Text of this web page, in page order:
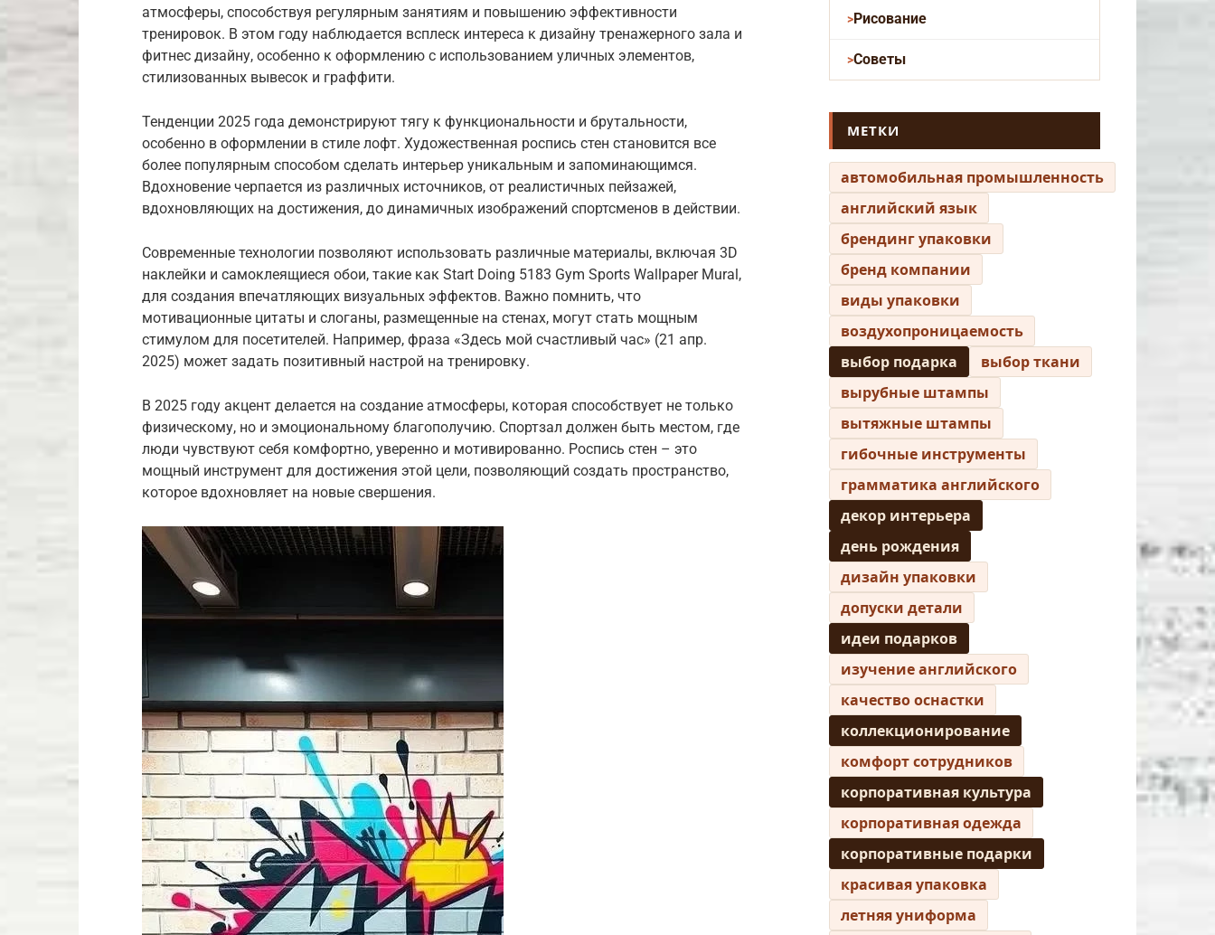
атмосферы, способствуя регулярным занятиям и повышению эффективности
тренировок. В этом году наблюдается всплеск интереса к дизайну тренажерного зала и
фитнес дизайну, особенно к оформлению с использованием уличных элементов,
стилизованных вывесок и граффити.
Тенденции 2025 года демонстрируют тягу к функциональности и брутальности,
особенно в оформлении в стиле лофт. Художественная роспись стен становится все
более популярным способом сделать интерьер уникальным и запоминающимся.
Вдохновение черпается из различных источников, от реалистичных пейзажей,
вдохновляющих на достижения, до динамичных изображений спортсменов в действии.
Современные технологии позволяют использовать различные материалы, включая 3D
наклейки и самоклеящиеся обои, такие как Start Doing 5183 Gym Sports Wallpaper Mural,
для создания впечатляющих визуальных эффектов. Важно помнить, что
мотивационные цитаты и слоганы, размещенные на стенах, могут стать мощным
стимулом для посетителей. Например, фраза «Здесь мой счастливый час» (21 апр.
2025) может задать позитивный настрой на тренировку.
В 2025 году акцент делается на создание атмосферы, которая способствует не только
физическому, но и эмоциональному благополучию. Спортзал должен быть местом, где
люди чувствуют себя комфортно, уверенно и мотивированно. Роспись стен – это
мощный инструмент для достижения этой цели, позволяющий создать пространство,
которое вдохновляет на новые свершения.
Рисование
Советы
МЕТКИ
автомобильная промышленность
английский язык
брендинг упаковки
бренд компании
виды упаковки
воздухопроницаемость
выбор подарка
выбор ткани
вырубные штампы
вытяжные штампы
гибочные инструменты
грамматика английского
декор интерьера
день рождения
дизайн упаковки
допуски детали
идеи подарков
изучение английского
качество оснастки
коллекционирование
комфорт сотрудников
корпоративная культура
корпоративная одежда
корпоративные подарки
красивая упаковка
летняя униформа